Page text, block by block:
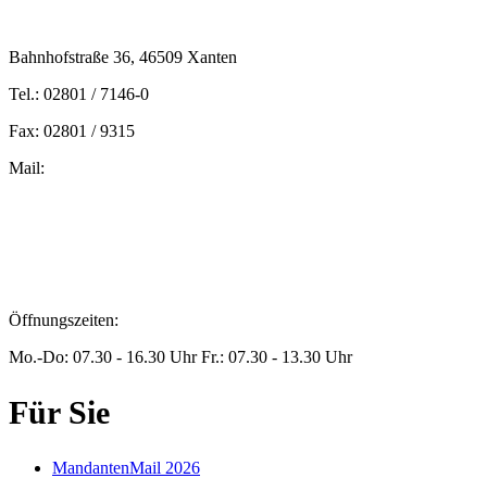
Bahnhofstraße 36, 46509 Xanten
Tel.: 02801 / 7146-0
Fax: 02801 / 9315
Mail:
Öffnungszeiten:
Mo.-Do: 07.30 - 16.30 Uhr Fr.: 07.30 - 13.30 Uhr
Für Sie
MandantenMail 2026